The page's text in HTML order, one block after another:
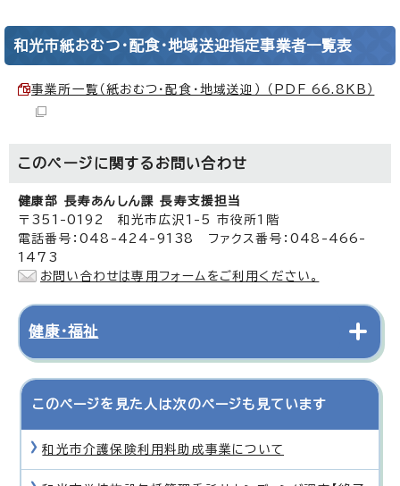
和光市紙おむつ・配食・地域送迎指定事業者一覧表
事業所一覧（紙おむつ・配食・地域送迎） （PDF 66.8KB）
このページに関する お問い合わせ
健康部 長寿あんしん課 長寿支援担当
〒351-0192 和光市広沢1-5 市役所1階
電話番号：048-424-9138 ファクス番号：048-466-
1473
お問い合わせは専用フォームをご利用ください。
健康・福祉
このページを見た人は次のページも見ています
和光市介護保険利用料助成事業について